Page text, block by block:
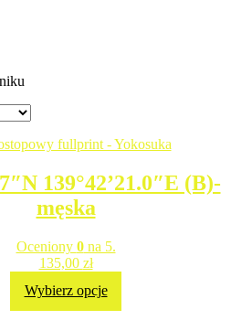
139°42’21.0″E (B)-
męska
Oceniony 0na 5.
135,00 zł
Wybierz opcje